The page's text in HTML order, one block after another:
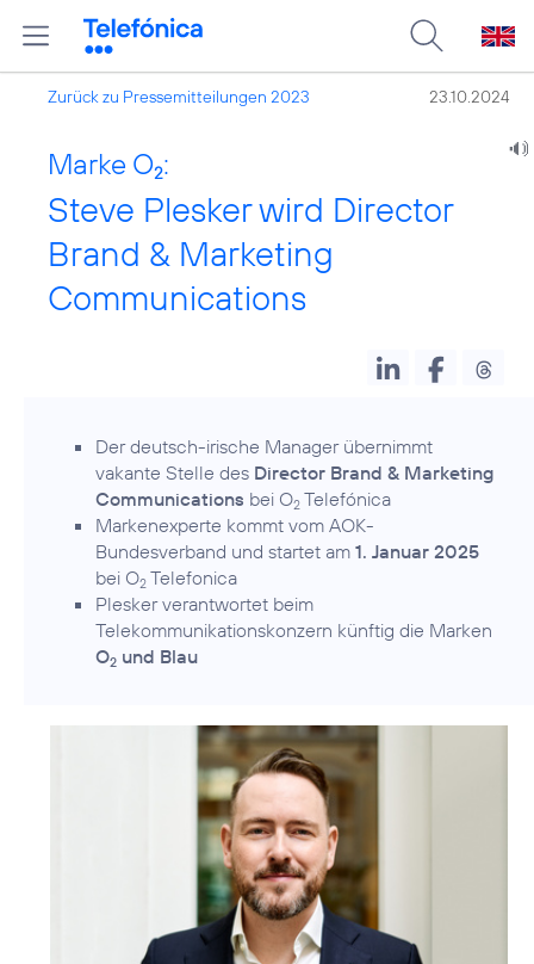
Zurück zu Pressemitteilungen 2023 23.10.2024
Marke O2:
Steve Plesker wird Director
Brand & Marketing
Communications
Der deutsch-irische Manager übernimmt
vakante Stelle des Director Brand & Marketing
Communications bei O2 Telefónica
Markenexperte kommt vom AOK-
Bundesverband und startet am 1. Januar 2025
bei O2 Telefonica
Plesker verantwortet beim
Telekommunikationskonzern künftig die Marken
O2 und Blau